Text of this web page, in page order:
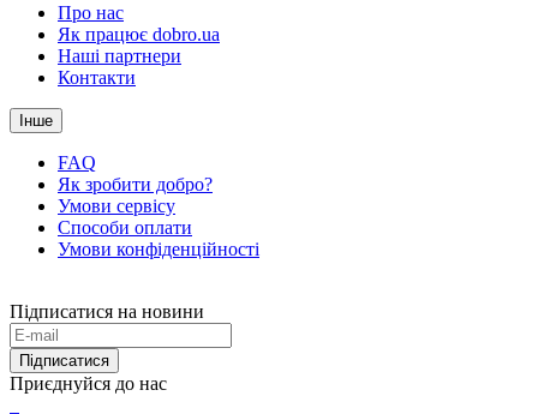
Про нас
Як працює dobro.ua
Наші партнери
Контакти
Інше
FAQ
Як зробити добро?
Умови сервісу
Способи оплати
Умови конфіденційності
Підписатися на новини
Підписатися
Приєднуйся до нас